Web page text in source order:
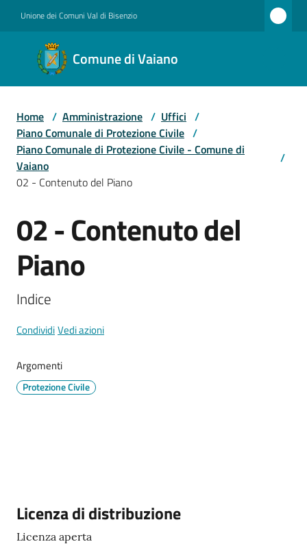
Unione dei Comuni Val di Bisenzio
Comune di Vaiano
Comune
di
Vaiano
Amministrazione
Servizi
e
Seguici
Home / Amministrazione / Uffici /
Piano Comunale di Protezione Civile /
Piano Comunale di Protezione Civile - Comune di
Vaiano
/
02 - Contenuto del Piano
Salta al contenuto
02 - Contenuto del
Piano
Indice
CondividiVedi azioni
Argomenti
Protezione Civile
Descrizione
Licenza di distribuzione
Licenza aperta